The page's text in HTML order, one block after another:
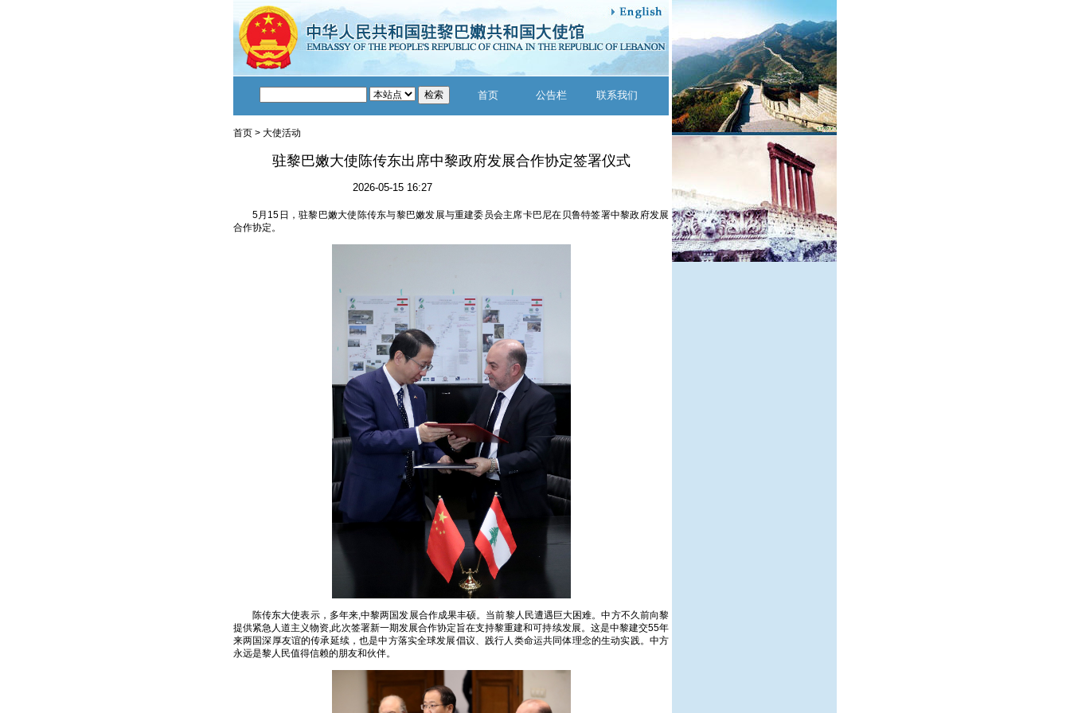
首页 公告栏 联系我们
首页 > 大使活动
驻黎巴嫩大使陈传东出席中黎政府发展合作协定签署仪式
2026-05-15 16:27
5月15日，驻黎巴嫩大使陈传东与黎巴嫩发展与重建委员会主席卡巴尼在贝鲁特签署中黎政府发展
合作协定。
陈传东大使表示，多年来,中黎两国发展合作成果丰硕。当前黎人民遭遇巨大困难。中方不久前向黎
提供紧急人道主义物资,此次签署新一期发展合作协定旨在支持黎重建和可持续发展。这是中黎建交55年
来两国深厚友谊的传承延续，也是中方落实全球发展倡议、践行人类命运共同体理念的生动实践。中方
永远是黎人民值得信赖的朋友和伙伴。